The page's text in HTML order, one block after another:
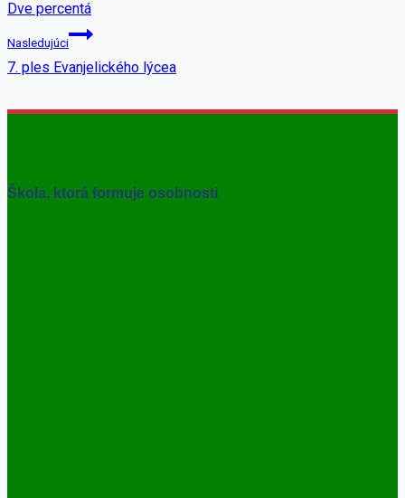
Dve percentá
Nasledujúci
7. ples Evanjelického lýcea
Škola, ktorá formuje osobnosti